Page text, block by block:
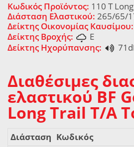
Κωδικός Προϊόντος: 110 T
Διάσταση Ελαστικού: 265/65/
Δείκτης Οικονομίας Καυσίμου:
Δείκτης Βροχής:
E
Δείκτης Ηχορύπανσης:
Διαθέσιμες
ελαστικού BF
Long Trail T/A
Διάσταση Κωδικός